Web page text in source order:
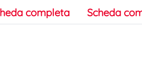
completa Scheda